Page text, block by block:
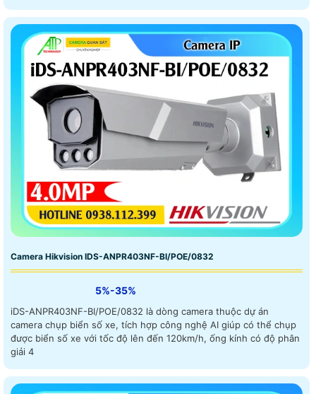
Camera Hikvision IDS-ANPR403NF-BI/POE/0832
5%-35%
iDS-ANPR403NF-BI/POE/0832 là dòng camera thuộc dự án
camera chụp biển số xe, tích hợp công nghệ AI giúp có thể chụp
được biển số xe với tốc độ lên đến 120km/h, ống kính có độ phân
giải 4